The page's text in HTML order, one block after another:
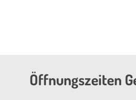
Öffnungszeiten